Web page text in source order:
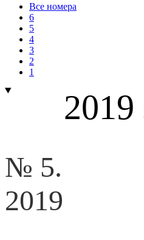
Все номера
6
5
4
3
2
1
2019
№ 5.
2019